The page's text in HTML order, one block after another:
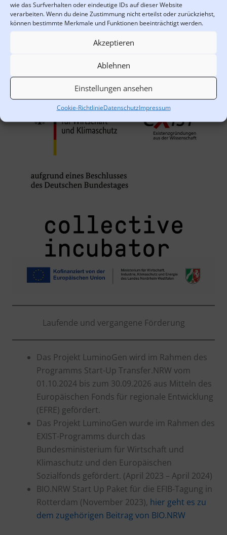
wie das Surfverhalten oder eindeutige IDs auf dieser Website
verarbeiten. Wenn du deine Zustimmung nicht erteilst oder zurückziehst,
können bestimmte Merkmale und Funktionen beeinträchtigt werden.
Akzeptieren
Ablehnen
Einstellungen ansehen
Cookie-RichtlinieDatenschutzImpressum
Förderer und Partner
Laufende und vergangene Förderung
Das Projekt LuminoGen wird im Rahmen des
Programms Start-Up Transfer.NRW vom
01.10.2024 bis zum 30.09.2026 aus Mitteln des
Europäischen Fonds für regionale Entwicklung
(EFRE) gefördert.
Das Projekt LuminoGen wurde im Rahmen des
EXIST-Programms durch das
Bundesministerium für Wirtschaft und
Klimaschutz und den Europäischen
Sozialfonds gefördert. (April 2023 – April 2024)
BIO.NRW Start Up Paket für die EFIB-Tagung in
Rotterdam (November 2023), hier geht es zu
dem zugehörigen Beitrag von BIO.NRW